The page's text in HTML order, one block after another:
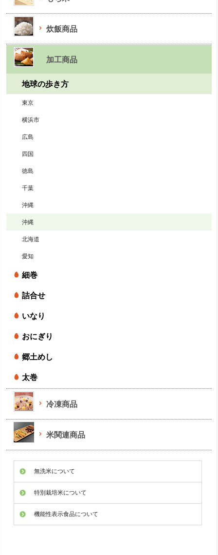
炊飯商品
加工商品
地球の歩き方
東京
横浜市
広島
四国
徳島
千葉
沖縄
沖縄
北海道
愛知
細巻
詰合せ
いなり
おにぎり
郷土めし
太巻
冷凍商品
米関連商品
無洗米について
特別栽培米について
機能性表示食品について